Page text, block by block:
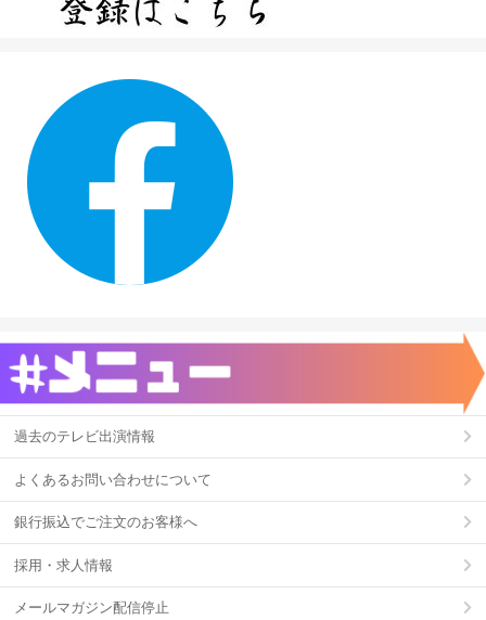
過去のテレビ出演情報
よくあるお問い合わせについて
銀行振込でご注文のお客様へ
採用・求人情報
メールマガジン配信停止